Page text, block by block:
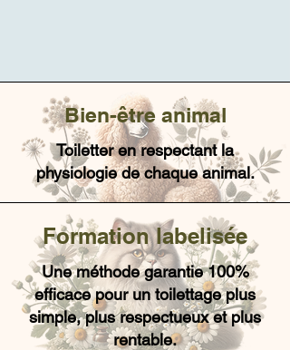
Bien-être animal
Toiletter en respectant la
physiologie de chaque animal.
Formation labelisée
Une méthode garantie 100%
efficace pour un toilettage plus
simple, plus respectueux et plus
rentable.